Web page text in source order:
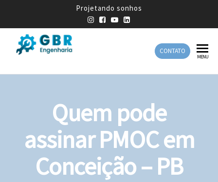
Projetando sonhos
Engenharia
Engenharia
CONTATO
MENU
Quem pode
assinar PMOC em
Conceição – PB